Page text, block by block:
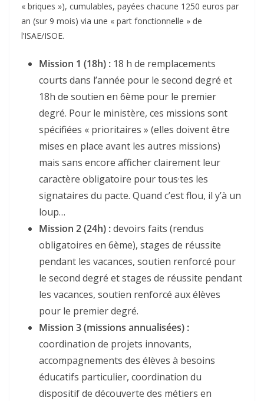
« briques »), cumulables, payées chacune 1250 euros par
an (sur 9 mois) via une « part fonctionnelle » de
l’ISAE/ISOE.
Mission 1 (18h) : 18 h de remplacements
courts dans l’année pour le second degré et
18h de soutien en 6ème pour le premier
degré. Pour le ministère, ces missions sont
spécifiées « prioritaires » (elles doivent être
mises en place avant les autres missions)
mais sans encore afficher clairement leur
caractère obligatoire pour tous·tes les
signataires du pacte. Quand c’est flou, il y’à un
loup…
Mission 2 (24h) :devoirs faits (rendus
obligatoires en 6ème), stages de réussite
pendant les vacances, soutien renforcé pour
le second degré et stages de réussite pendant
les vacances, soutien renforcé aux élèves
pour le premier degré.
Mission 3 (missions annualisées) :
coordination de projets innovants,
accompagnements des élèves à besoins
éducatifs particulier, coordination du
dispositif de découverte des métiers en